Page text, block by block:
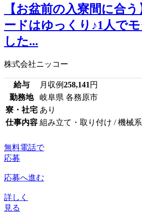
【お盆前の入寮間に合
ードはゆっくり♪1人で
した...
株式会社ニッコー
給与 月収例258,141 円
勤務地
岐阜県 各務原市
寮・社宅 あり
仕事内容 組み立て・取り付け / 機械
無料電話で
応募
応募へ進む
詳しく
見る